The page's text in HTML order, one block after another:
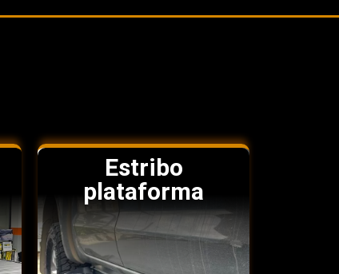
Estribo
plataforma